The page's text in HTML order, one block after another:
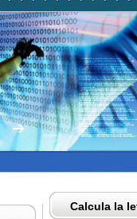
Calcula la